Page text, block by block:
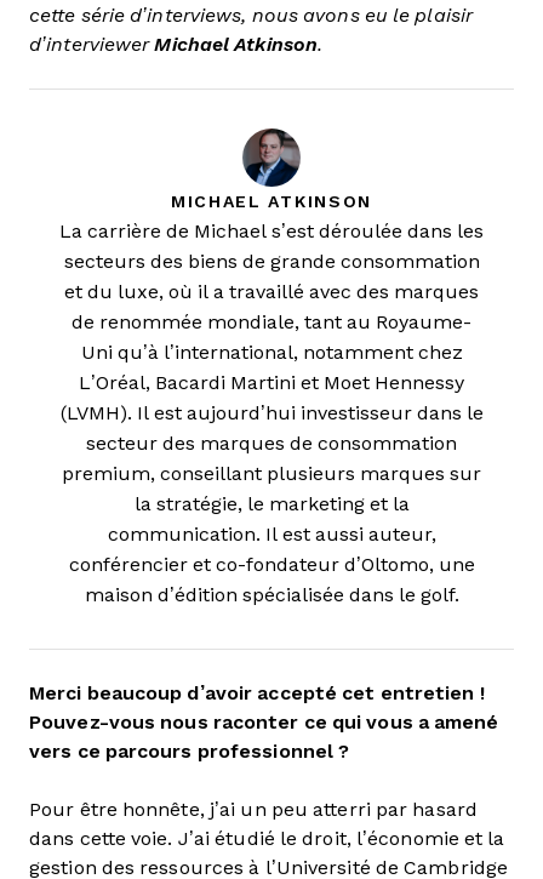
cette série d’interviews, nous avons eu le plaisir
d’interviewer Michael Atkinson.
MICHAEL ATKINSON
La carrière de Michael s’est déroulée dans les
secteurs des biens de grande consommation
et du luxe, où il a travaillé avec des marques
de renommée mondiale, tant au Royaume-
Uni qu’à l’international, notamment chez
L’Oréal, Bacardi Martini et Moet Hennessy
(LVMH). Il est aujourd’hui investisseur dans le
secteur des marques de consommation
premium, conseillant plusieurs marques sur
la stratégie, le marketing et la
communication. Il est aussi auteur,
conférencier et co-fondateur d’Oltomo, une
maison d’édition spécialisée dans le golf.
Merci beaucoup d’avoir accepté cet entretien !
Pouvez-vous nous raconter ce qui vous a amené
vers ce parcours professionnel ?
Pour être honnête, j’ai un peu atterri par hasard
dans cette voie. J’ai étudié le droit, l’économie et la
gestion des ressources à l’Université de Cambridge